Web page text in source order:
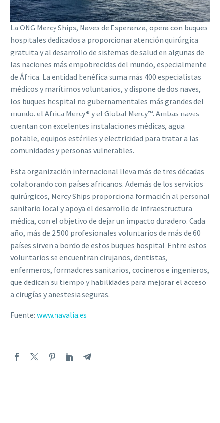
La ONG Mercy Ships, Naves de Esperanza, opera con buques
hospitales dedicados a proporcionar atención quirúrgica
gratuita y al desarrollo de sistemas de salud en algunas de
las naciones más empobrecidas del mundo, especialmente
de África. La entidad benéfica suma más 400 especialistas
médicos y marítimos voluntarios, y dispone de dos naves,
los buques hospital no gubernamentales más grandes del
mundo: el Africa Mercy® y el Global Mercy™. Ambas naves
cuentan con excelentes instalaciones médicas, agua
potable, equipos estériles y electricidad para tratar a las
comunidades y personas vulnerables.
Esta organización internacional lleva más de tres décadas
colaborando con países africanos. Además de los servicios
quirúrgicos, Mercy Ships proporciona formación al personal
sanitario local y apoya el desarrollo de infraestructura
médica, con el objetivo de dejar un impacto duradero. Cada
año, más de 2.500 profesionales voluntarios de más de 60
países sirven a bordo de estos buques hospital. Entre estos
voluntarios se encuentran cirujanos, dentistas,
enfermeros, formadores sanitarios, cocineros e ingenieros,
que dedican su tiempo y habilidades para mejorar el acceso
a cirugías y anestesia seguras.
Fuente: www.navalia.es